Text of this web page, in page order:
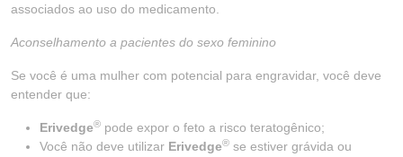
associados ao uso do medicamento.
Aconselhamento a pacientes do sexo feminino
Se você é uma mulher com potencial para engravidar, você deve
entender que:
Erivedge® pode expor o feto a risco teratogênico;
Você não deve utilizar Erivedge® se estiver grávida ou